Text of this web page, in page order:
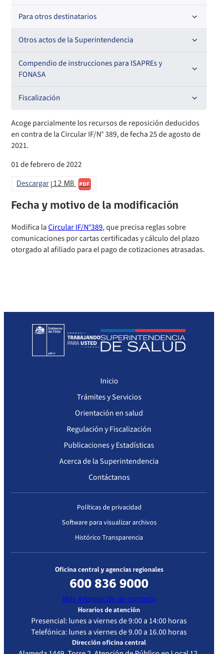
Oficios Circulares
Resoluciones
Oficios Circulares
Circulares
Circulares internas
Resoluciones
Para otros destinatarios
Circulares
Otros actos de la Superintendencia
Antecedentes preparatorios de normas que afecten a
EMT Ley N° 20.416
Comisión Evaluadora de Licitaciones Públicas
Convenios de colaboración
Declaración de patrimonio e intereses de autoridades
Decreta reserva o secreto según Ley N° 20.285
Estructura Orgánica
Informes de Fiscalización
Llamados a concurso de personal
Compendio de instrucciones para ISAPREs y
FONASA
Compendio Beneficios
Compendio de Archivos Maestros
Compendio Información
Compendio Instrumentos Contractuales
Compendio Procedimientos
Fiscalización
Informes de fiscalización
Sanciones aplicadas
Sanciones a Entidades Acreditadoras
Sanciones Agentes de Ventas
Sanciones a Isapres
Sanciones a Prestadores
Acoge parcialmente los recursos de reposición deducidos
en contra de la Circular IF/N° 389, de fecha 25 de agosto de
2021.
01 de febrero de 2022
Descargar 12 MB PDF
Fecha y motivo de la modificación
Modifica laCircular IF/N°389, que precisa reglas sobre
comunicaciones por cartas certificadas y cálculo del plazo
otorgado al afiliado para el pago de cotizaciones atrasadas.
Inicio
Trámites y Servicios
Orientación en salud
Regulación y Fiscalización
Publicaciones y Estadísticas
Acerca de la Superintendencia
Contáctanos
Políticas de privacidad
Software para visualizar archivos
Histórico Transparencia
Oficina central y agencias regionales
600 836 9000
Más información de contacto
Horarios de atención
Presencial: lunes a viernes de 9:00 a 14:00 horas
Telefónica: lunes a viernes de 9.00 a 16.00 horas
Dirección oficina central